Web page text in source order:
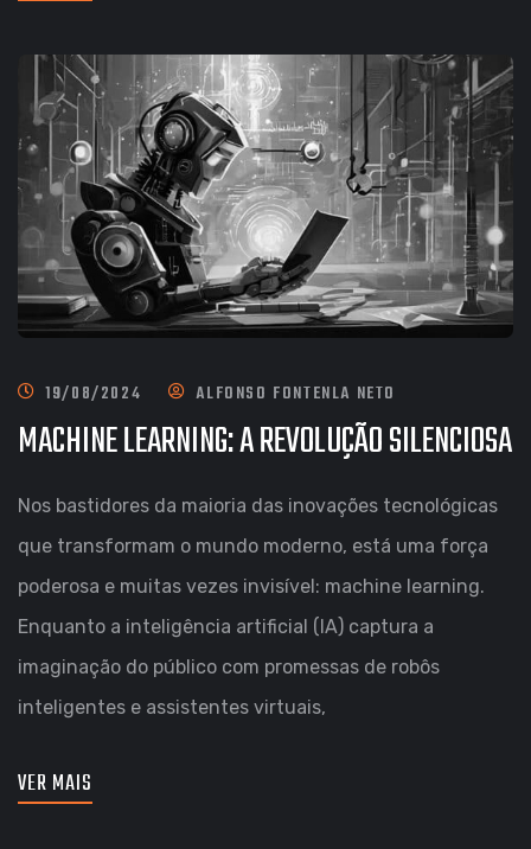
19/08/2024 ALFONSO FONTENLA NETO
MACHINE LEARNING: A REVOLUÇÃO SILENCIOSA
Nos bastidores da maioria das inovações tecnológicas
que transformam o mundo moderno, está uma força
poderosa e muitas vezes invisível: machine learning.
Enquanto a inteligência artificial (IA) captura a
imaginação do público com promessas de robôs
inteligentes e assistentes virtuais,
VER MAIS